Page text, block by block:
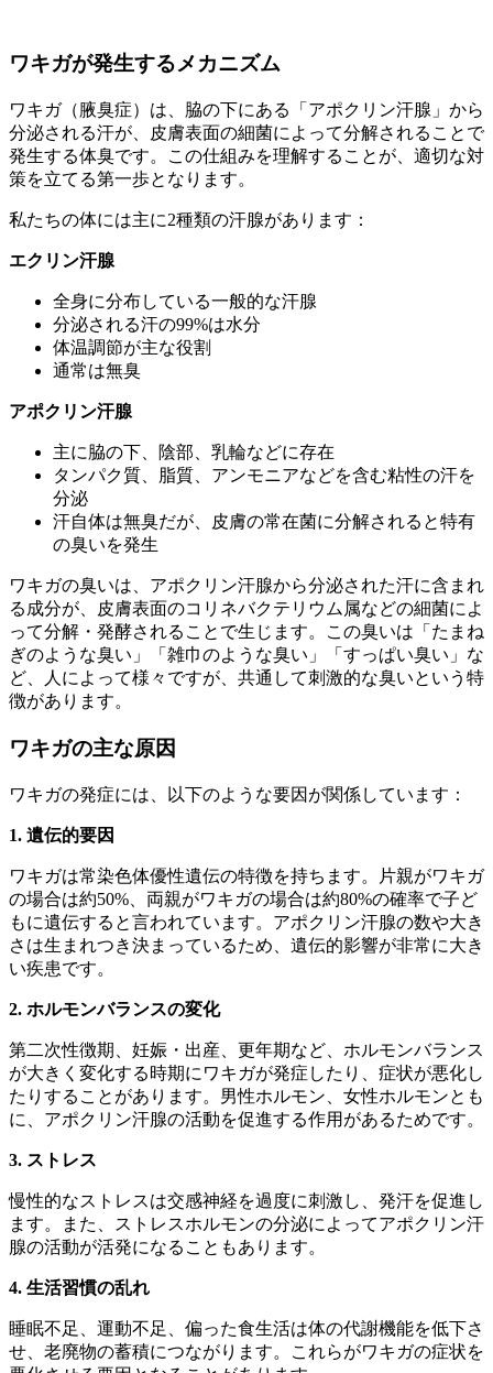
ワキガが発生するメカニズム
ワキガ（腋臭症）は、脇の下にある「アポクリン汗腺」から
分泌される汗が、皮膚表面の細菌によって分解されることで
発生する体臭です。この仕組みを理解することが、適切な対
策を立てる第一歩となります。
私たちの体には主に2種類の汗腺があります：
エクリン汗腺
全身に分布している一般的な汗腺
分泌される汗の99%は水分
体温調節が主な役割
通常は無臭
アポクリン汗腺
主に脇の下、陰部、乳輪などに存在
タンパク質、脂質、アンモニアなどを含む粘性の汗を
分泌
汗自体は無臭だが、皮膚の常在菌に分解されると特有
の臭いを発生
ワキガの臭いは、アポクリン汗腺から分泌された汗に含まれ
る成分が、皮膚表面のコリネバクテリウム属などの細菌によ
って分解・発酵されることで生じます。この臭いは「たまね
ぎのような臭い」「雑巾のような臭い」「すっぱい臭い」な
ど、人によって様々ですが、共通して刺激的な臭いという特
徴があります。
ワキガの主な原因
ワキガの発症には、以下のような要因が関係しています：
1. 遺伝的要因
ワキガは常染色体優性遺伝の特徴を持ちます。片親がワキガ
の場合は約50%、両親がワキガの場合は約80%の確率で子ど
もに遺伝すると言われています。アポクリン汗腺の数や大き
さは生まれつき決まっているため、遺伝的影響が非常に大き
い疾患です。
2. ホルモンバランスの変化
第二次性徴期、妊娠・出産、更年期など、ホルモンバランス
が大きく変化する時期にワキガが発症したり、症状が悪化し
たりすることがあります。男性ホルモン、女性ホルモンとも
に、アポクリン汗腺の活動を促進する作用があるためです。
3. ストレス
慢性的なストレスは交感神経を過度に刺激し、発汗を促進し
ます。また、ストレスホルモンの分泌によってアポクリン汗
腺の活動が活発になることもあります。
4. 生活習慣の乱れ
睡眠不足、運動不足、偏った食生活は体の代謝機能を低下さ
せ、老廃物の蓄積につながります。これらがワキガの症状を